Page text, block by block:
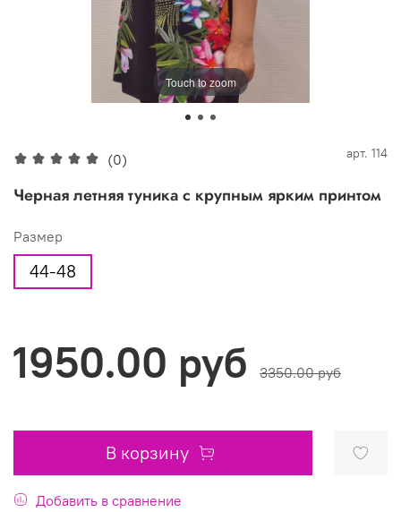
Touch to zoom
(0) арт. 114
Черная летняя туника с крупным ярким принтом
Размер
44-48
1950.00 руб 3350.00 руб
В корзину
Добавить в сравнение